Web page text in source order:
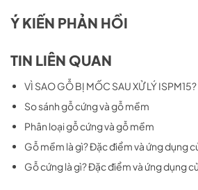
Ý KIẾN PHẢN HỒI
TIN LIÊN QUAN
VÌ SAO GỖ BỊ MỐC SAU XỬ LÝ ISPM15?
So sánh gỗ cứng và gỗ mềm
Phân loại gỗ cứng và gỗ mềm
Gỗ mềm là gì? Đặc điểm và ứng dụng
Gỗ cứng là gì? Đặc điểm và ứng dụng